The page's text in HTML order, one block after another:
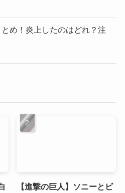
め！炎上したのはどれ？注
【進撃の巨人】ソニーとビ